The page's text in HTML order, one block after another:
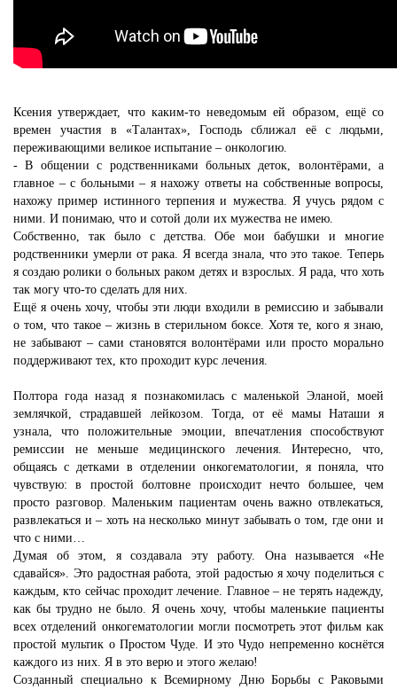
Ксения утверждает, что каким-то неведомым ей образом, ещё со
времен участия в «Талантах», Господь сближал её с людьми,
переживающими великое испытание – онкологию.
- В общении с родственниками больных деток, волонтёрами, а
главное – с больными – я нахожу ответы на собственные вопросы,
нахожу пример истинного терпения и мужества. Я учусь рядом с
ними. И понимаю, что и сотой доли их мужества не имею.
Собственно, так было с детства. Обе мои бабушки и многие
родственники умерли от рака. Я всегда знала, что это такое. Теперь
я создаю ролики о больных раком детях и взрослых. Я рада, что хоть
так могу что-то сделать для них.
Ещё я очень хочу, чтобы эти люди входили в ремиссию и забывали
о том, что такое – жизнь в стерильном боксе. Хотя те, кого я знаю,
не забывают – сами становятся волонтёрами или просто морально
поддерживают тех, кто проходит курс лечения.
Полтора года назад я познакомилась с маленькой Эланой, моей
землячкой, страдавшей лейкозом. Тогда, от её мамы Наташи я
узнала, что положительные эмоции, впечатления способствуют
ремиссии не меньше медицинского лечения. Интересно, что,
общаясь с детками в отделении онкогематологии, я поняла, что
чувствую: в простой болтовне происходит нечто большее, чем
просто разговор. Маленьким пациентам очень важно отвлекаться,
развлекаться и – хоть на несколько минут забывать о том, где они и
что с ними…
Думая об этом, я создавала эту работу. Она называется «Не
сдавайся». Это радостная работа, этой радостью я хочу поделиться с
каждым, кто сейчас проходит лечение. Главное – не терять надежду,
как бы трудно не было. Я очень хочу, чтобы маленькие пациенты
всех отделений онкогематологии могли посмотреть этот фильм как
простой мультик о Простом Чуде. И это Чудо непременно коснётся
каждого из них. Я в это верю и этого желаю!
Созданный специально к Всемирному Дню Борьбы с Раковыми